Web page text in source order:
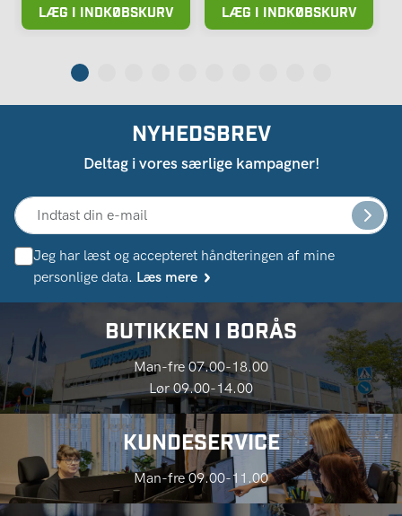
LÆG I INDKØBSKURV LÆG I INDKØBSKURV
NYHEDSBREV
Deltag i vores særlige kampagner!
Jeg har læst og accepteret håndteringen af ​​mine
personlige data. Læs mere
BUTIKKEN I BORÅS
Man-fre 07.00-18.00
Lør 09.00-14.00
KUNDESERVICE
Man-fre 09.00-11.00